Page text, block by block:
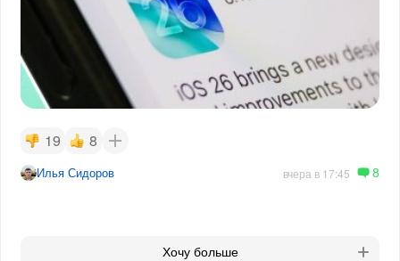
19 8
Илья Сидоров вчера в 17:45 8
Хочу больше